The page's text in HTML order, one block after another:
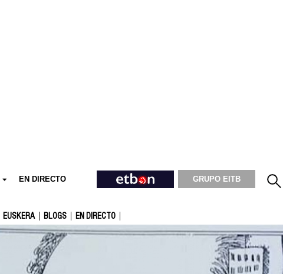
EN DIRECTO GRUPO EITB
EUSKERA BLOGS EN DIRECTO